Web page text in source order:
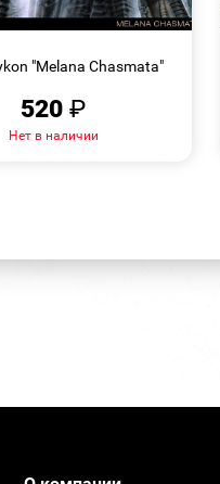
"Melana Chasmata"
520₽
Нет в наличии